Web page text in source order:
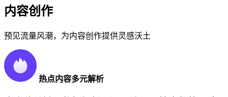
内容创作
预见流量风潮，为内容创作提供灵感沃土
热点内容多元解析